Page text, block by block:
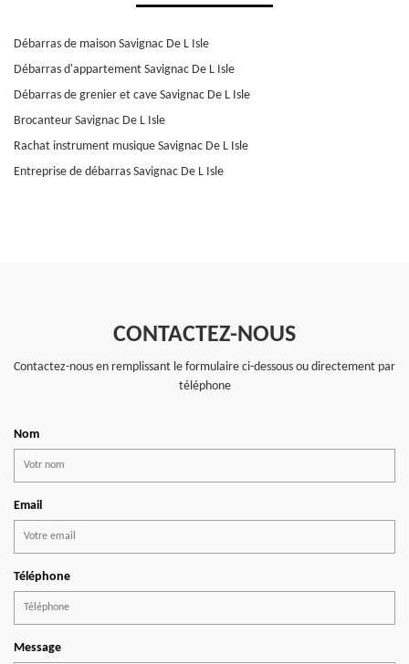
Débarras de maison Savignac De L Isle
Débarras d'appartement Savignac De L Isle
Débarras de grenier et cave Savignac De L Isle
Brocanteur Savignac De L Isle
Rachat instrument musique Savignac De L Isle
Entreprise de débarras Savignac De L Isle
CONTACTEZ-NOUS
Contactez-nous en remplissant le formulaire ci-dessous ou directement par
téléphone
Nom
Email
Téléphone
Message